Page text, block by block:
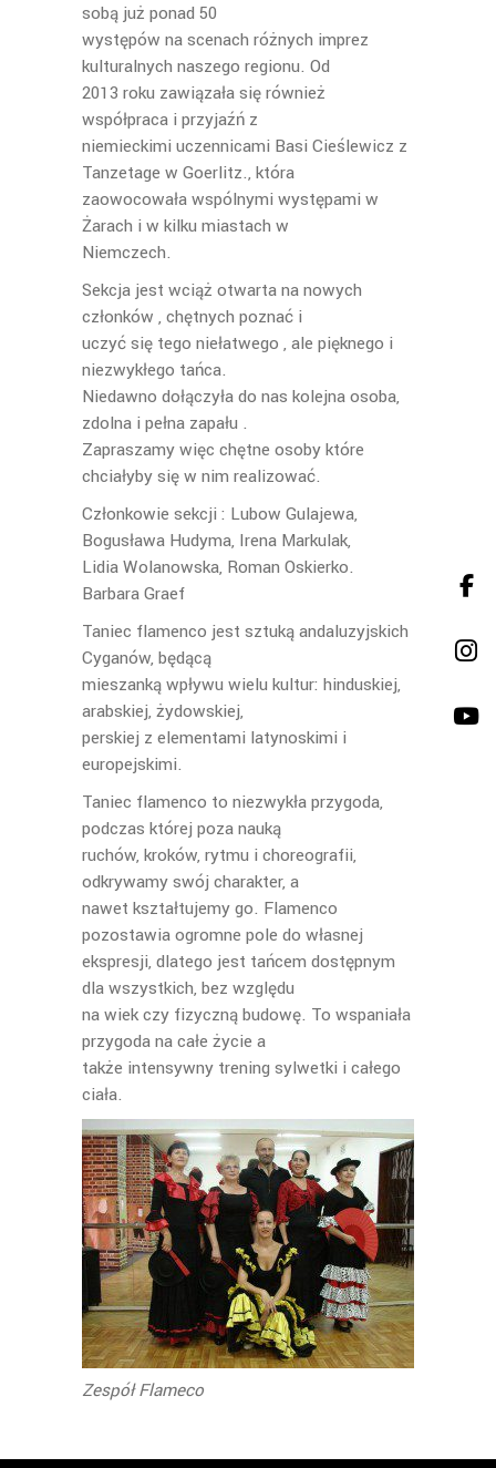
sobą już ponad 50
występów na scenach różnych imprez
kulturalnych naszego regionu. Od
2013 roku zawiązała się również
współpraca i przyjaźń z
niemieckimi uczennicami Basi Cieślewicz z
Tanzetage w Goerlitz., która
zaowocowała wspólnymi występami w
Żarach i w kilku miastach w
Niemczech.
Sekcja jest wciąż otwarta na nowych
członków , chętnych poznać i
uczyć się tego niełatwego , ale pięknego i
niezwykłego tańca.
Niedawno dołączyła do nas kolejna osoba,
zdolna i pełna zapału .
Zapraszamy więc chętne osoby które
chciałyby się w nim realizować.
Członkowie sekcji : Lubow Gulajewa,
Bogusława Hudyma, Irena Markulak,
Lidia Wolanowska, Roman Oskierko.
Barbara Graef
Taniec flamenco jest sztuką andaluzyjskich
Cyganów, będącą
mieszanką wpływu wielu kultur: hinduskiej,
arabskiej, żydowskiej,
perskiej z elementami latynoskimi i
europejskimi.
Taniec flamenco to niezwykła przygoda,
podczas której poza nauką
ruchów, kroków, rytmu i choreografii,
odkrywamy swój charakter, a
nawet kształtujemy go. Flamenco
pozostawia ogromne pole do własnej
ekspresji, dlatego jest tańcem dostępnym
dla wszystkich, bez względu
na wiek czy fizyczną budowę. To wspaniała
przygoda na całe życie a
także intensywny trening sylwetki i całego
ciała.
Zespół Flameco